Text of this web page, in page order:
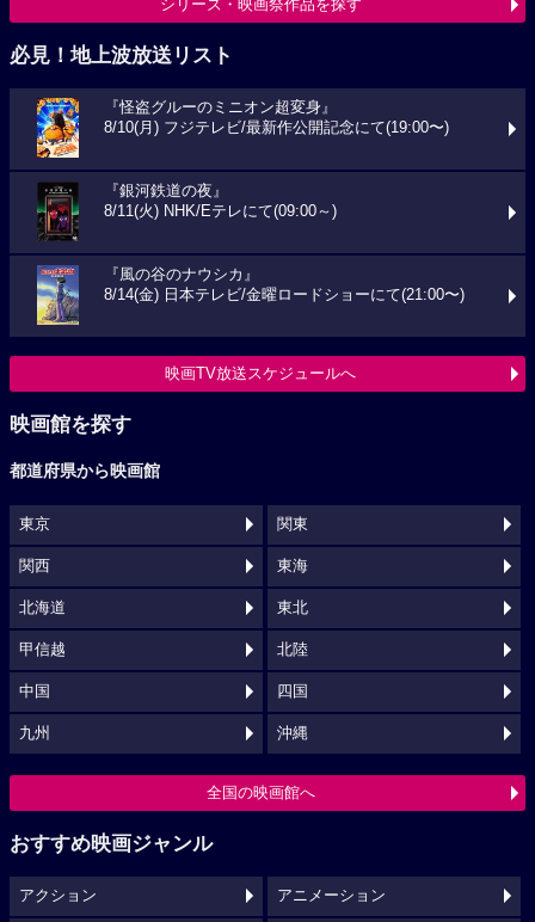
シリーズ・映画祭作品を探す
必見！地上波放送リスト
『怪盗グルーのミニオン超変身』
8/10(月) フジテレビ/最新作公開記念にて(19:00〜)
『銀河鉄道の夜』
8/11(火) NHK/Eテレにて(09:00～)
『風の谷のナウシカ』
8/14(金) 日本テレビ/金曜ロードショーにて(21:00〜)
映画TV放送スケジュールへ
映画館を探す
都道府県から映画館
東京 関東
関西 東海
北海道 東北
甲信越 北陸
中国 四国
九州 沖縄
全国の映画館へ
おすすめ映画ジャンル
アクション アニメーション